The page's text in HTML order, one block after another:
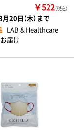
￥522（税込）
月20日（木）まで
LAB & Healthcare
届け